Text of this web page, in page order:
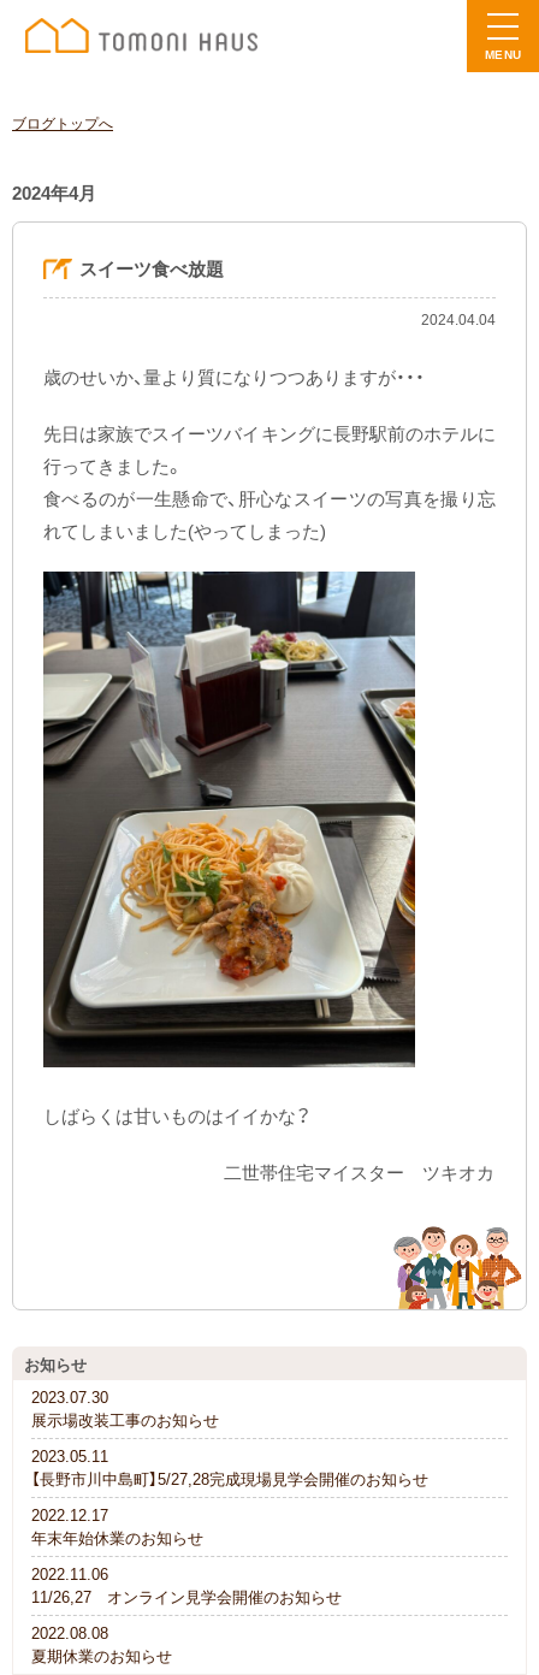
MENU
ブログトップへ
2024年4月
スイーツ食べ放題
2024.04.04
歳のせいか、量より質になりつつありますが・・・
先日は家族でスイーツバイキングに長野駅前のホテルに
行ってきました。
食べるのが一生懸命で、肝心なスイーツの写真を撮り忘
れてしまいました(やってしまった)
しばらくは甘いものはイイかな？
二世帯住宅マイスター ツキオカ
お知らせ
2023.07.30
展示場改装工事のお知らせ
2023.05.11
【長野市川中島町】5/27,28完成現場見学会開催のお知らせ
2022.12.17
年末年始休業のお知らせ
2022.11.06
11/26,27 オンライン見学会開催のお知らせ
2022.08.08
夏期休業のお知らせ